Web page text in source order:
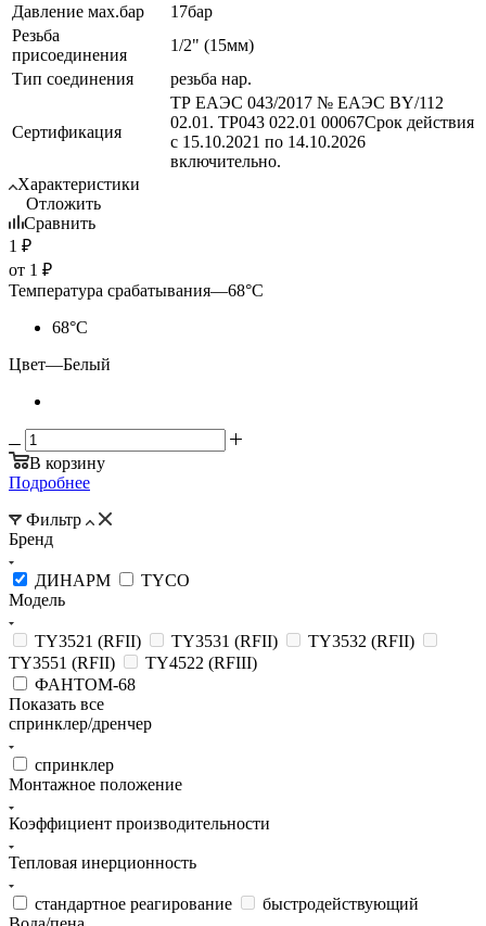
Давление мах.бар
17бар
Резьба
присоединения
1/2" (15мм)
Тип соединения
резьба нар.
Сертификация
ТР ЕАЭС 043/2017 № ЕАЭС BY/112
02.01. ТР043 022.01 00067Срок действия
с 15.10.2021 по 14.10.2026
включительно.
Характеристики
Отложить
Сравнить
1 ₽
от 1 ₽
Температура срабатывания—68°С
68°С
Цвет—Белый
В корзину
Подробнее
Фильтр
Бренд
ДИНАРМ
TYCO
Модель
TY3521 (RFII) TY3531 (RFII)
TY3532 (RFII)
TY3551 (RFII)
TY4522 (RFIII)
ФАНТОМ-68
Показать все
спринклер/дренчер
спринклер
Монтажное положение
Коэффициент производительности
Тепловая инерционность
стандартное реагирование
быстродействующий